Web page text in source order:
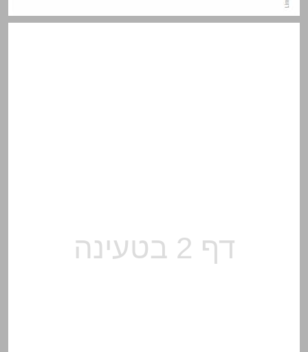
תוכן העניינים ... 3